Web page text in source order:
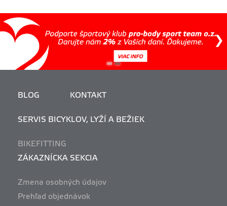
BLOG KONTAKT
SERVIS BICYKLOV, LYŽÍ A BEŽIEK
BIKEFITTING
ZÁKAZNÍCKA SEKCIA
Zmena osobných údajov
Prehľad objednávok